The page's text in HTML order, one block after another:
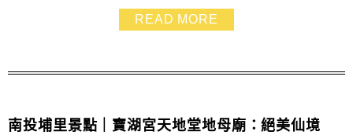
來這裡喝杯紅茶、逛逛走走，順便幫他們拍美照！
READ MORE
南投埔里景點｜寶湖宮天地堂地母廟：絕美仙境